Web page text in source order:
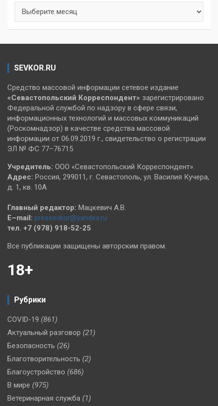
SEVKOR.RU
Средство массовой информации сетевое издание
«Севастопольский Корреспондент» зарегистрировано
Федеральной службой по надзору в сфере связи,
информационных технологий и массовых коммуникаций
(Роскомнадзор) в качестве средства массовой
информации от 06.09.2019 г., свидетельство о регистрации
ЭЛ № ФС 77–76715
Учредитель: ООО «Севастопольский Корреспондент».
Адрес: Россия, 299011, г. Севастополь, ул. Василия Кучера,
д. 1, кв. 10А
Главный редактор: Мацкевич А.В.
E–mail: pressevkor@yandex.ru
тел. +7 (978) 918-52-25
Все публикации защищены авторским правом.
18+
Рубрики
COVID-19 (861)
Актуальный разговор (21)
Безопасность (26)
Благотворительность (2)
Благоустройство (686)
В мире (975)
Ветеринарная служба (1)